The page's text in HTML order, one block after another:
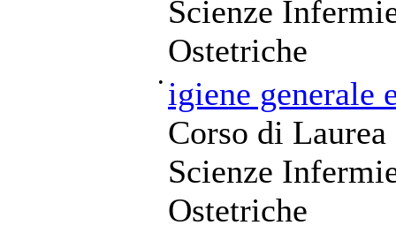
Scienze
Ostetriche
• igiene generale
Corso di
Scienze
Ostetriche